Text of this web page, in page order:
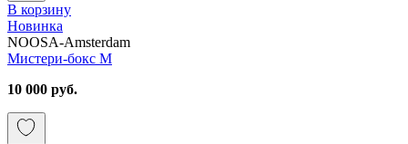
В корзину
Новинка
NOOSA-Amsterdam
Мистери-бокс M
10 000 руб.